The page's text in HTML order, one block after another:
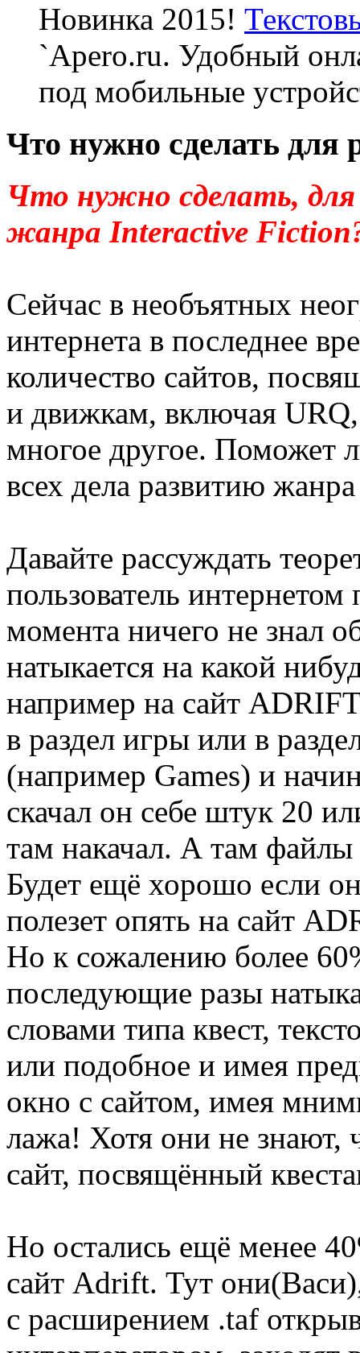
Новинка 2015!
`Apero.ru. Удобный
под мобильные
Что нужно сделать
Что нужно сделать, для
жанра Interactive
Сейчас в необъятных
интернета в последнее
количество сайтов,
и движкам, включая
многое другое. Поможет
всех дела развитию
Давайте рассуждать
пользователь
момента ничего не знал
натыкается на какой
например на сайт
в раздел игры или в
(например Games) и
скачал он себе штук 20
там накачал. А там файлы
Будет ещё хорошо если
полезет опять на сайт
Но к сожалению более
последующие разы
словами типа квест,
или подобное и имея
окно с сайтом, имея
лажа! Хотя они не знают,
сайт, посвящённый
Но остались ещё менее
сайт Adrift. Тут
с расширением .taf